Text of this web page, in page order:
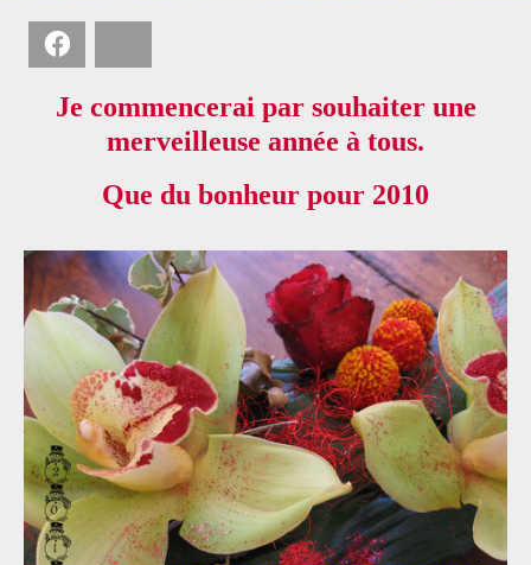
Je commencerai par souhaiter une
merveilleuse année à tous.
Que du bonheur pour 2010